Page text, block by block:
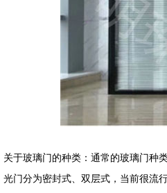
关于玻璃门的种类：通常的玻璃门种
光门分为密封式、双层式，当前很流